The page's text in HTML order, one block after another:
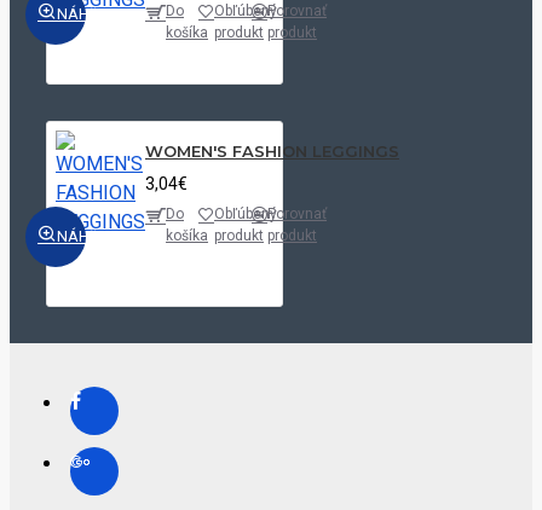
NÁHĽAD
Do
košíka
Obľúbený
produkt
Porovnať
produkt
NÁHĽAD
WOMEN'S FASHION LEGGINGS
3,04€
Do
košíka
Obľúbený
produkt
Porovnať
produkt